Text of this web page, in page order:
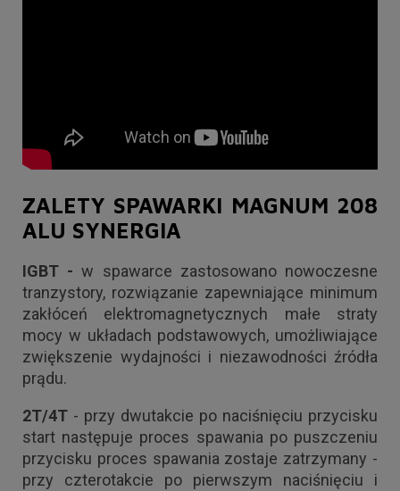
ZALETY SPAWARKI MAGNUM 208
ALU SYNERGIA
IGBT -w spawarce zastosowano nowoczesne
tranzystory, rozwiązanie zapewniające minimum
zakłóceń elektromagnetycznych małe straty
mocy w układach podstawowych, umożliwiające
zwiększenie wydajności i niezawodności źródła
prądu.
2T/4T - przy dwutakcie po naciśnięciu przycisku
start następuje proces spawania po puszczeniu
przycisku proces spawania zostaje zatrzymany -
przy czterotakcie po pierwszym naciśnięciu i